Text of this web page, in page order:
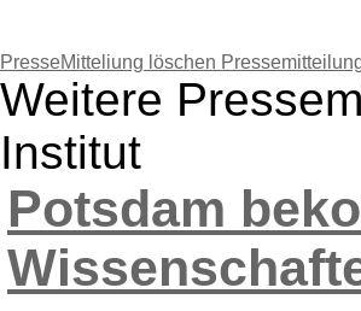
PresseMitteliung löschen
Weitere
Institut
Potsdam